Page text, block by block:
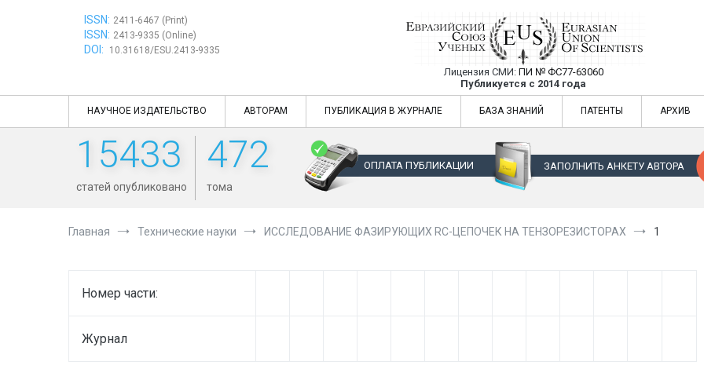
ISSN: 2411-6467 (Print)
ISSN: 2413-9335 (Online)
DOI: 10.31618/ESU.2413-9335
Евразийский Союз Ученых —
Лицензия СМИ: ПИ № ФС77-63060
Публикуется с 2014 года
Евразийский Союз Ученых — публикация научных статей в
НАУЧНОЕ ИЗДАТЕЛЬСТВО АВТОРАМ ПУБЛИКАЦИЯ В ЖУРНАЛЕ БАЗА ЗНАНИЙ ПАТЕНТЫ АРХИВ
15433
статей опубликовано
472
тома
ОПЛАТА ПУБЛИКАЦИИ ЗАПОЛНИТЬ АНКЕТУ АВТОРА
Главная Технические науки ИССЛЕДОВАНИЕ ФАЗИРУЮЩИХ RC-ЦЕПОЧЕК НА ТЕНЗОРЕЗИСТОРАХ 1
Номер части:
Журнал